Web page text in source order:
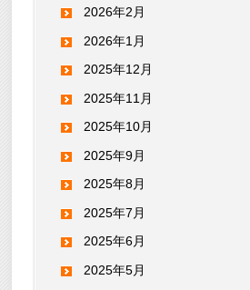
2026年2月
2026年1月
2025年12月
2025年11月
2025年10月
2025年9月
2025年8月
2025年7月
2025年6月
2025年5月